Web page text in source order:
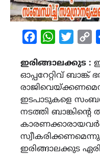
FacebookWhatsApp
ഇരിങ്ങാലക്കുട :
ഓപ്പറേറ്റിവ് ബാങ്ക്
ഇടപാടുകളെ
നടത്തി ബാങ്കിൻ്റെ
ഇരിങ്ങാലക്കുട